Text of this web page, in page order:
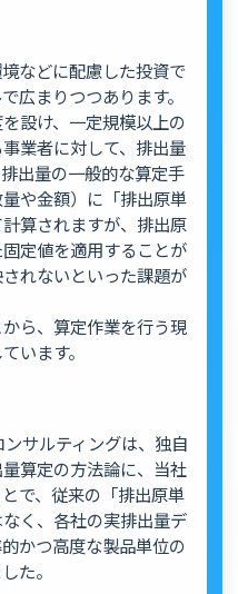
などに配慮した投資で
広まりつつあります。
設け、一定規模以上の
業者に対して、排出量
出量の一般的な算定手
や金額）に「排出原単
算されますが、排出原
定値を適用することが
れないといった課題が
ら、算定作業を行う現
います。
サルティングは、独自
算定の方法論に、当社
で、従来の「排出原単
く、各社の実排出量デ
かつ高度な製品単位の
た。